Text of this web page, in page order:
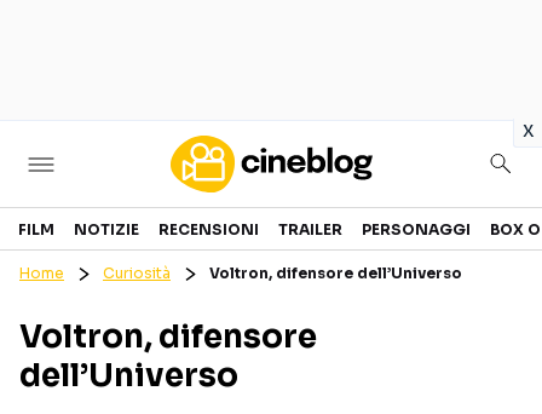
x
Cinema
GENERI
PERSONAGGI
CANALI STREAMING
FILM NOTIZIE RECENSIONI TRAILER PERSONAGGI BOX
Home Curiosità Voltron, difensore dell’Universo
Voltron, difensore
dell’Universo